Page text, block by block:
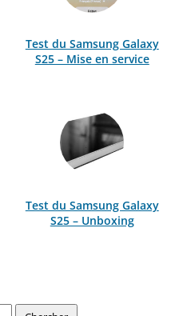
Test du Samsung Galaxy
S25 – Mise en service
Test du Samsung Galaxy
S25 – Unboxing